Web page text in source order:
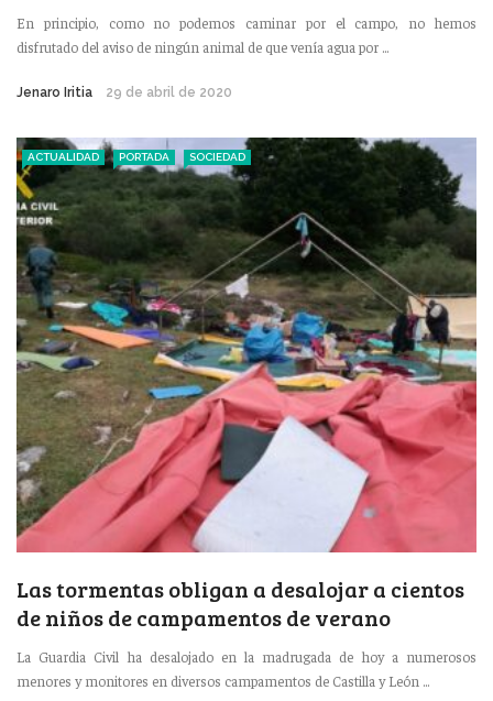
En principio, como no podemos caminar por el campo, no hemos
disfrutado del aviso de ningún animal de que venía agua por ...
Jenaro Iritia 29 de abril de 2020
ACTUALIDAD PORTADA SOCIEDAD
Las tormentas obligan a desalojar a cientos
de niños de campamentos de verano
La Guardia Civil ha desalojado en la madrugada de hoy a numerosos
menores y monitores en diversos campamentos de Castilla y León ...